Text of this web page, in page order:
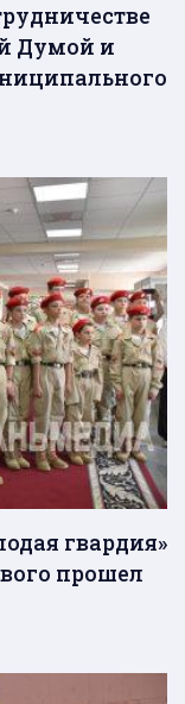
Думой и
гвардия»
прошел